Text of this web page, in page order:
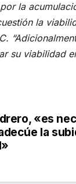
la
la
su viabilidad
«es
la